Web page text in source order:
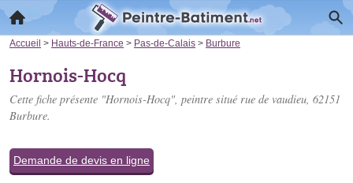
Accueil > Hauts-de-France > Pas-de-Calais > Burbure
Hornois-Hocq
Cette fiche présente "Hornois-Hocq", peintre situé rue de vaudieu, 62151
Burbure.
Demande de devis en ligne